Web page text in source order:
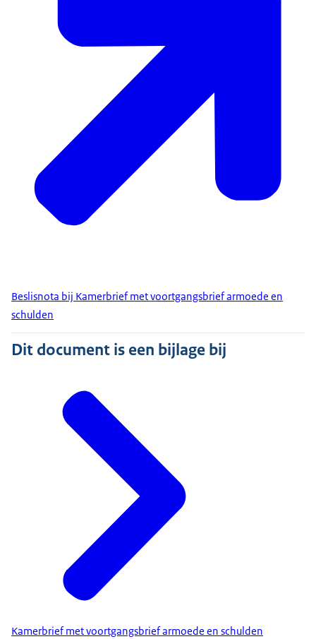
Beslisnota bij Kamerbrief met voortgangsbrief armoede en
schulden
Dit document is een bijlage bij
Kamerbrief met voortgangsbrief armoede en schulden